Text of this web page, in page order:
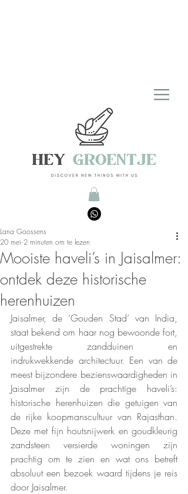
Mooiste haveli’s in Jaisalmer:
ontdek deze historische
herenhuizen
Lana Goossens
20 mei 2 minuten om te lezen
Jaisalmer, de ‘Gouden Stad’ van India,
staat bekend om haar nog bewoonde fort,
uitgestrekte zandduinen en
indrukwekkende architectuur. Een van de
meest bijzondere bezienswaardigheden in
Jaisalmer zijn de prachtige haveli’s:
historische herenhuizen die getuigen van
de rijke koopmanscultuur van Rajasthan.
Deze met fijn houtsnijwerk en goudkleurig
zandsteen versierde woningen zijn
prachtig om te zien en wat ons betreft
absoluut een bezoek waard tijdens je reis
door Jaisalmer.